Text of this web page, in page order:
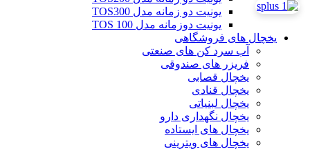
یونیت دو زمانه مدل TOS300
یونیت دوزمانه مدل TOS 100
یخچال های فروشگاهی
آب سرد کن های صنعتی
فریزر های صندوقی
یخچال قصابی
یخچال قنادی
یخچال لبنیاتی
یخچال نگهداری دارو
یخچال های ایستاده
یخچال های ویترینی